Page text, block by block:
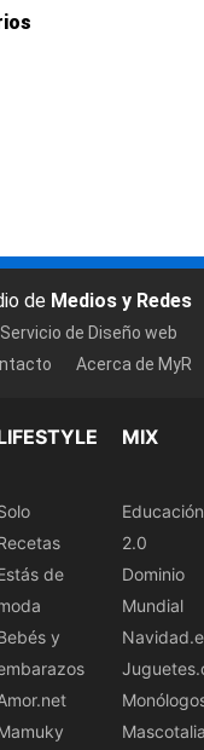
de Medios y Redes
Servicio de Diseño web
Acerca de MyR
de
y
MIX
Educación
2.0
Dominio
Mundial